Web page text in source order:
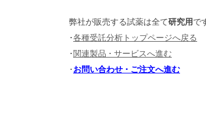
弊社が販売する試薬は全て研究用で
･各種受託分析トップページへ戻る
･関連製品 ･ サービスへ進む
･お問い合わせ ･ ご注文へ進む